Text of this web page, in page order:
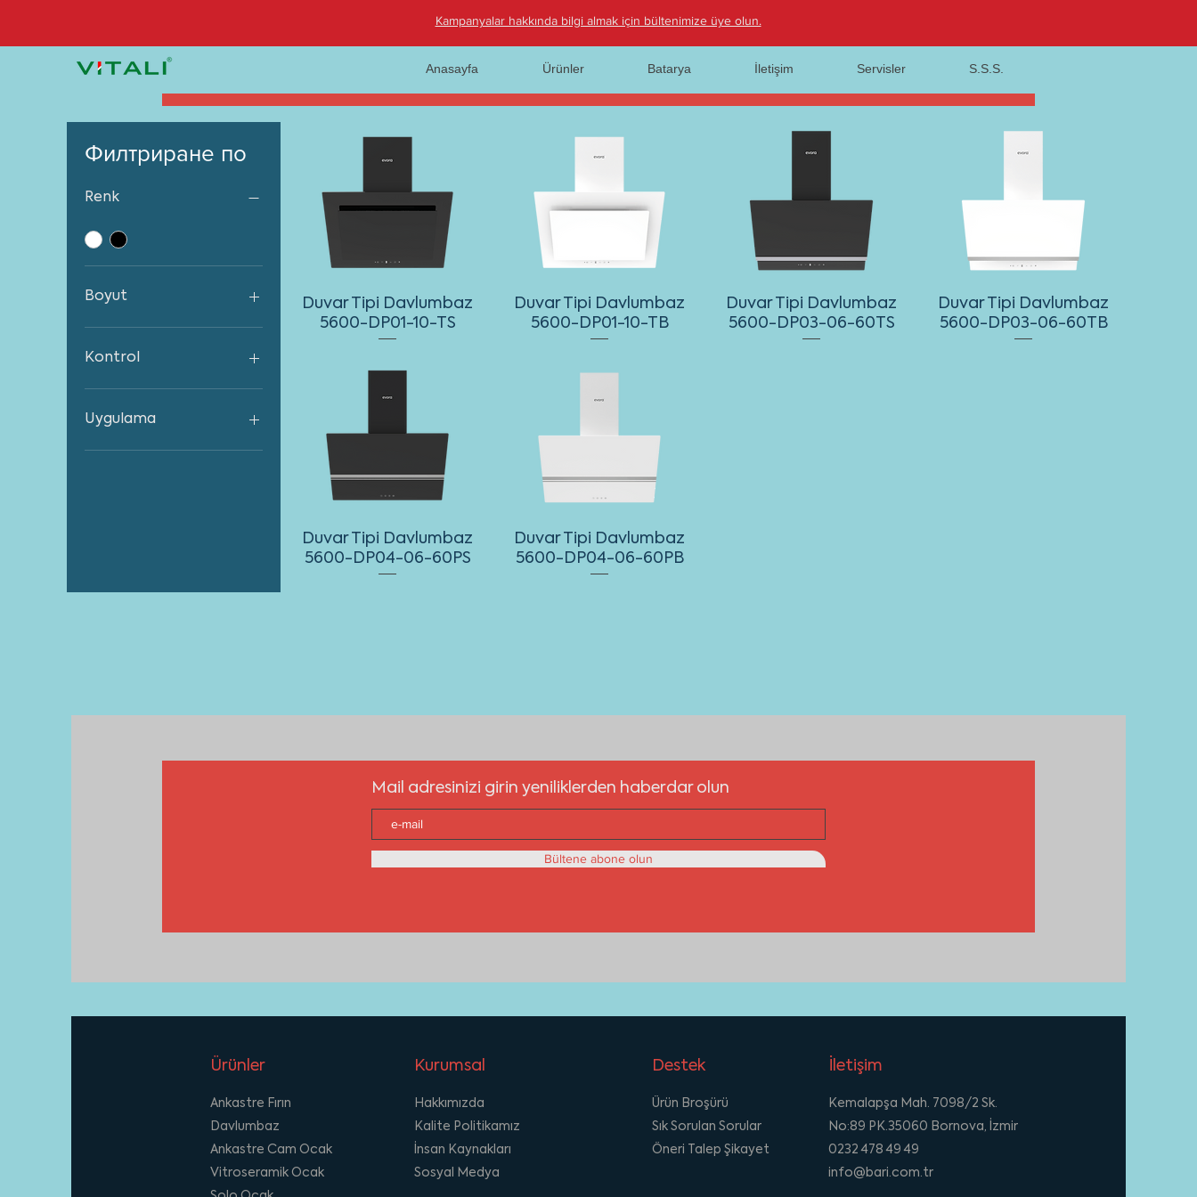
Kampanyalar hakkında bilgi almak için bültenimize üye olun.
Anasayfa Ürünler Batarya İletişim Servisler S.S.S.
Филтриране по
Renk
Boyut
Kontrol
Push anahtar
Uygulama
Duvar Tipi Davlumbaz
5600-DP01-10-TS
Duvar Tipi Davlumbaz
5600-DP01-10-TB
Duvar Tipi Davlumbaz
5600-DP03-06-60TS
Duvar Tipi Davlumbaz
5600-DP03-06-60TB
Duvar Tipi Davlumbaz
5600-DP04-06-60PS
Duvar Tipi Davlumbaz
5600-DP04-06-60PB
Mail adresinizi girin yeniliklerden haberdar olun
Bültene abone olun
Ürünler
Ankastre Fırın
Davlumbaz
Ankastre Cam Ocak
Vitroseramik Ocak
Kurumsal
Hakkımızda
Kalite Politikamız
İnsan Kaynakları
Sosyal Medya
Destek
Ürün Broşürü
Sık Sorulan Sorular
Öneri Talep Şikayet
İletişim
Kemalapşa Mah. 7098/2 Sk.
No:89 PK.35060 Bornova, İzmir
0232 478 49 49
info@bari.com.tr